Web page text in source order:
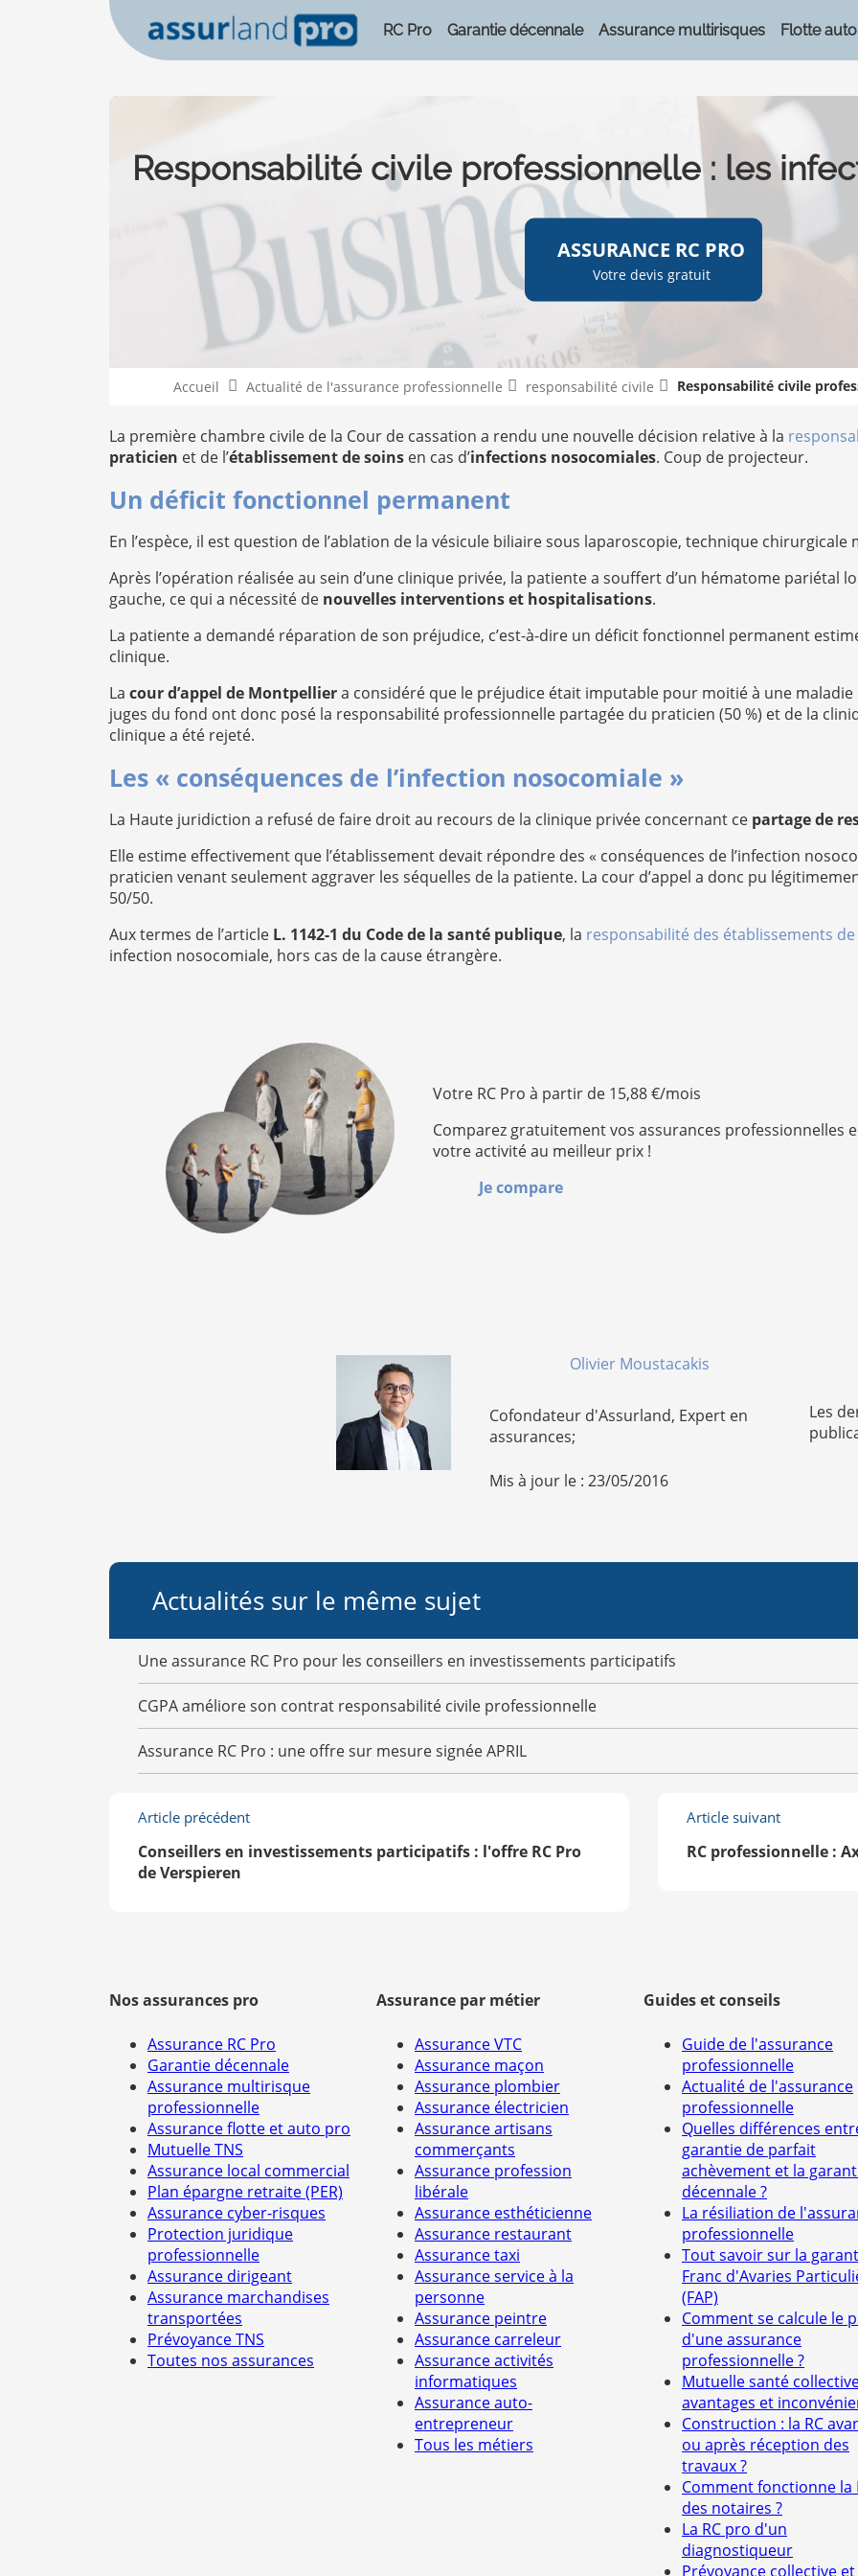
RC Pro Garantie décennale Assurance multirisques Flotte auto
Responsabilité civile professionnelle : les
ASSURANCE RC PRO
Votre devis gratuit
Accueil Actualité de l'assurance professionnelle responsabilité civile Responsabilité civile
La première chambre civile de la Cour de cassation a rendu une nouvelle décision relative à la
praticien et de l’établissement de soins en cas d’infections nosocomiales. Coup de projecteur.
Un déficit fonctionnel permanent
En l’espèce, il est question de l’ablation de la vésicule biliaire sous laparoscopie, technique
Après l’opération réalisée au sein d’une clinique privée, la patiente a souffert d’un hématome pariétal
gauche, ce qui a nécessité de nouvelles interventions et hospitalisations.
La patiente a demandé réparation de son préjudice, c’est-à-dire un déficit fonctionnel permanent
clinique.
La cour d’appel de Montpelliera considéré que le préjudice était imputable pour moitié à une
juges du fond ont donc posé la responsabilité professionnelle partagée du praticien (50 %) et de la
clinique a été rejeté.
Les « conséquences de l’infection nosocomiale »
La Haute juridiction a refusé de faire droit au recours de la clinique privée concernant ce partage de
Elle estime effectivement que l’établissement devait répondre des « conséquences de l’infection
praticien venant seulement aggraver les séquelles de la patiente. La cour d’appel a donc pu
50/50.
Aux termes de l’article L. 1142-1 du Code de la santé publique, la responsabilité des établissements
infection nosocomiale, hors cas de la cause étrangère.
Votre RC Pro à partir de 15,88 €/mois
Comparez gratuitement vos assurances professionnelles
votre activité au meilleur prix !
Je compare
Olivier Moustacakis
Cofondateur d'Assurland, Expert en
assurances;
Mis à jour le : 23/05/2016
Les
Actualités sur le même sujet
Une assurance RC Pro pour les conseillers en investissements participatifs
CGPA améliore son contrat responsabilité civile professionnelle
Assurance RC Pro : une offre sur mesure signée APRIL
Article précédent
Conseillers en investissements participatifs : l'offre RC Pro
de Verspieren
Article suivant
RC professionnelle :
Nos assurances pro
Assurance RC Pro
Garantie décennale
Assurance multirisque
professionnelle
Assurance flotte et auto pro
Mutuelle TNS
Assurance local commercial
Plan épargne retraite (PER)
Assurance cyber-risques
Protection juridique
professionnelle
Assurance dirigeant
Assurance marchandises
transportées
Prévoyance TNS
Toutes nos assurances
Assurance par métier
Assurance VTC
Assurance maçon
Assurance plombier
Assurance électricien
Assurance artisans
commerçants
Assurance profession
libérale
Assurance esthéticienne
Assurance restaurant
Assurance taxi
Assurance service à la
personne
Assurance peintre
Assurance carreleur
Assurance activités
informatiques
Assurance auto-
entrepreneur
Tous les métiers
Guides et conseils
Guide de l'assurance
professionnelle
Actualité de l'assurance
professionnelle
Quelles différences
garantie de parfait
achèvement et la
décennale ?
La résiliation de
professionnelle
Tout savoir sur la
Franc d'Avaries
(FAP)
Comment se calcule le
d'une assurance
professionnelle ?
Mutuelle santé
avantages et
Construction : la RC
ou après réception des
travaux ?
Comment fonctionne la
des notaires ?
La RC pro d'un
diagnostiqueur
Prévoyance collective et